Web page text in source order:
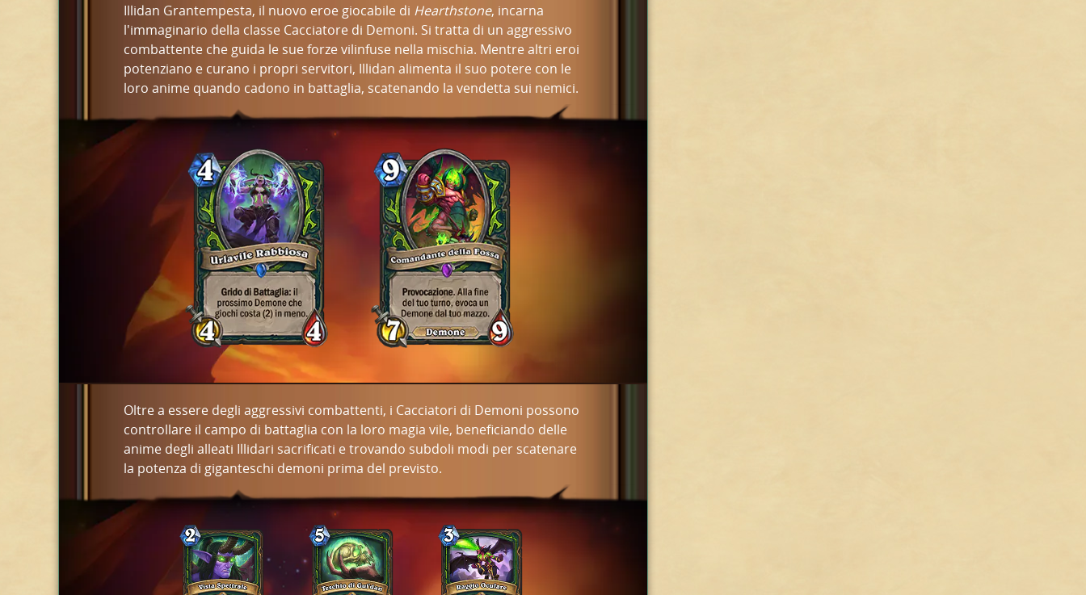
Illidan Grantempesta, il nuovo eroe giocabile di Hearthstone, incarna
l'immaginario della classe Cacciatore di Demoni. Si tratta di un aggressivo
combattente che guida le sue forze vilinfuse nella mischia. Mentre altri eroi
potenziano e curano i propri servitori, Illidan alimenta il suo potere con le
loro anime quando cadono in battaglia, scatenando la vendetta sui nemici.
Oltre a essere degli aggressivi combattenti, i Cacciatori di Demoni possono
controllare il campo di battaglia con la loro magia vile, beneficiando delle
anime degli alleati Illidari sacrificati e trovando subdoli modi per scatenare
la potenza di giganteschi demoni prima del previsto.